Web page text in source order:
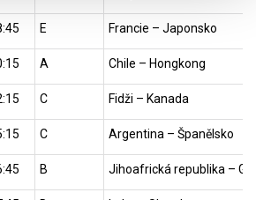
E Francie – Japonsko
A Chile – Hongkong
C Fidži – Kanada
C Argentina – Španělsko
B Jihoafrická republika –